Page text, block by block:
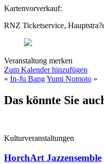
Kartenvorverkauf:
RNZ Ticketservice,
Veranstaltung merken
Zum Kalender hinzufügen
« In-Ju BangYumi Nomoto »
Das könnte Sie
Kulturveranstaltungen
HorchArt Jazzensemble